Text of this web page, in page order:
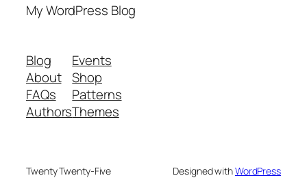
My WordPress Blog
Blog
About
FAQs
Authors
Events
Shop
Patterns
Themes
Twenty Twenty-Five Designed withWordPress